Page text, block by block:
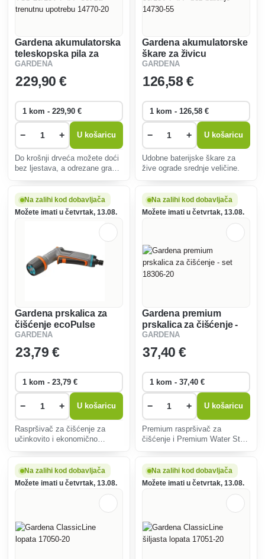
Gardena akumulatorska
teleskopska pila za
rezidbu TCS 20/18V P4A
- set za trenutnu
upotrebu 14770-20
GARDENA
229,90 €
− + U košaricu
Do krošnji drveća možete doći
bez ljestava, a odrezane grane
Gardena akumulatorske
škare za živicu
ComfortCut 50/18V P4A
- bez baterije 14730-55
GARDENA
126,58 €
− + U košaricu
Udobne baterijske škare za
žive ograde srednje veličine.
Na zalihi kod dobavljača
Možete imati u četvrtak, 13.08.
Gardena prskalica za
čišćenje ecoPulse
Comfort 18304-20
GARDENA
23,79 €
− + U košaricu
Raspršivač za čišćenje za
učinkovito i ekonomično
mraz.
Na zalihi kod dobavljača
Možete imati u četvrtak, 13.08.
Gardena premium
prskalica za čišćenje -
set 18306-20
GARDENA
37,40 €
− + U košaricu
Premium raspršivač za
čišćenje i Premium Water Stop
Na zalihi kod dobavljača
Možete imati u četvrtak, 13.08.
Na zalihi kod dobavljača
Možete imati u četvrtak, 13.08.